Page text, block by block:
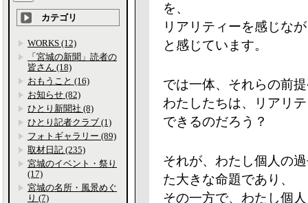
を、
リアリティーを感じな
と感じています。
では一体、それらの前
わたしたちは、リアリ
できるのだろう？
それが、わたし個人の
た大きな命題であり、
その一方で、わたし個
カテゴリ
WORKS (12)
「宮城の新聞」読者の
皆さん (18)
おもうこと (16)
お知らせ (82)
ひとり新聞社 (8)
ひとり記者クラブ (1)
フォトギャラリー (89)
取材日記 (235)
宮城のイベント・祭り
(17)
宮城の名所・風景めぐ
り (7)